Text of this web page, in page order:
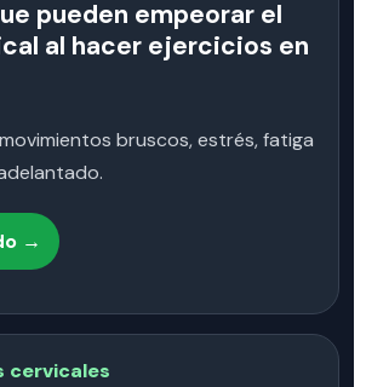
pueden empeorar el
al hacer ejercicios en
bruscos, estrés, fatiga
→
cervicales